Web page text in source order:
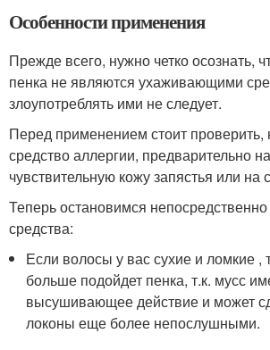
Особенности применения
Прежде всего, нужно четко осознать,
пенка не являются ухаживающими
злоупотреблять ими не следует.
Перед применением стоит проверить,
средство аллергии, предварительно
чувствительную кожу запястья или на
Теперь остановимся
средства:
Если волосы у вас сухие и ломкие ,
больше подойдет пенка, т.к. мусс
высушивающее действие и может
локоны еще более непослушными.